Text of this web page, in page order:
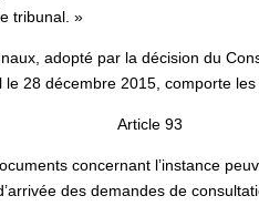
tribunal. »
adopté par la décision du
28 décembre 2015, comporte
Article 93
concernant l’instance
des demandes de